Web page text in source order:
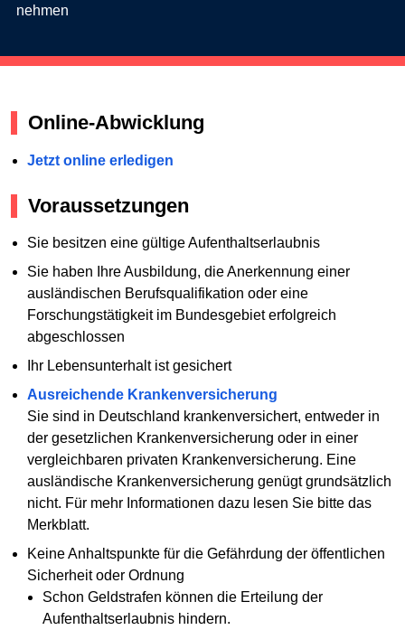
nehmen
Online-Abwicklung
Jetzt online erledigen
Voraussetzungen
Sie besitzen eine gültige Aufenthaltserlaubnis
Sie haben Ihre Ausbildung, die Anerkennung einer
ausländischen Berufsqualifikation oder eine
Forschungstätigkeit im Bundesgebiet erfolgreich
abgeschlossen
Ihr Lebensunterhalt ist gesichert
Ausreichende Krankenversicherung
Sie sind in Deutschland krankenversichert, entweder in
der gesetzlichen Krankenversicherung oder in einer
vergleichbaren privaten Krankenversicherung. Eine
ausländische Krankenversicherung genügt grundsätzlich
nicht. Für mehr Informationen dazu lesen Sie bitte das
Merkblatt.
Keine Anhaltspunkte für die Gefährdung der öffentlichen
Sicherheit oder Ordnung
Schon Geldstrafen können die Erteilung der
Aufenthaltserlaubnis hindern.